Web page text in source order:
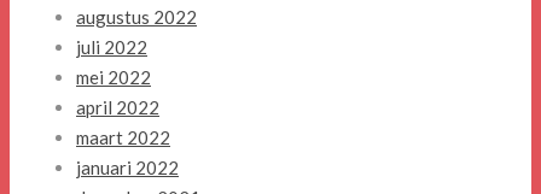
augustus 2022
juli 2022
mei 2022
april 2022
maart 2022
januari 2022